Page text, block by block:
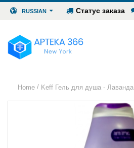
RUSSIAN Статус заказа
Home / Keff Гель для душа - Лаванда